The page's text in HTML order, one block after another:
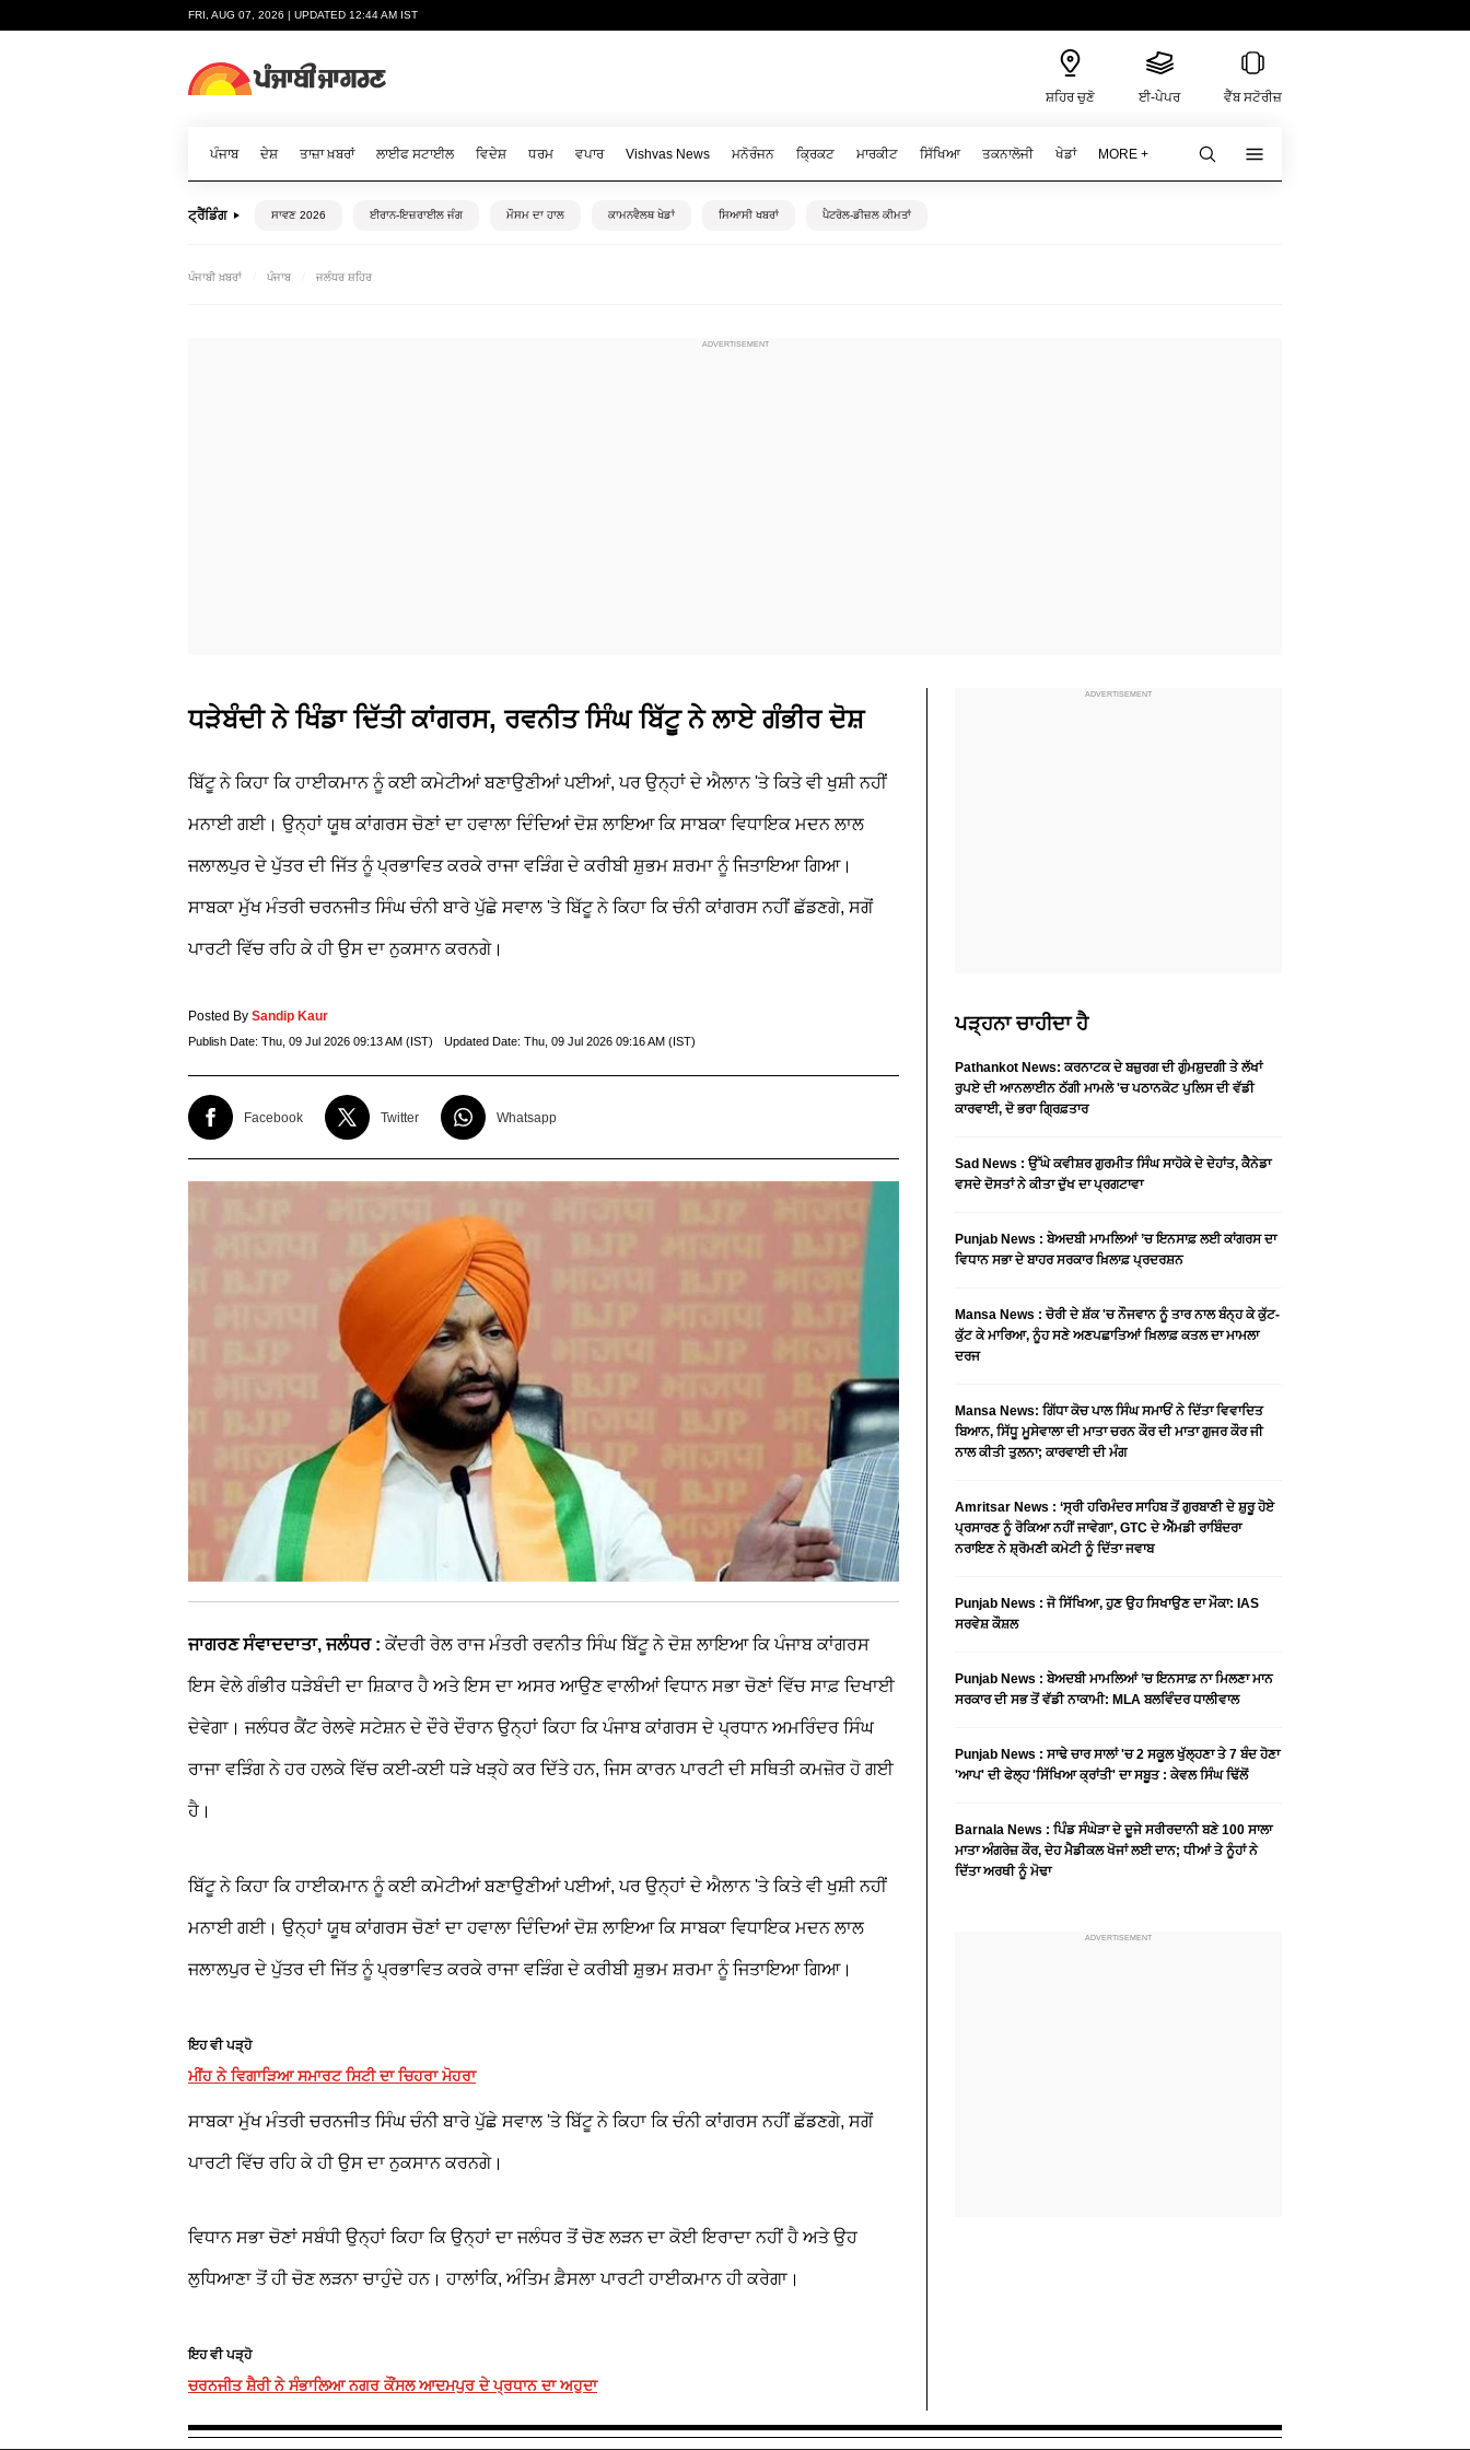
FRI, AUG 07, 2026 | UPDATED 12:44 AM IST
ਸ਼ਹਿਰ ਚੁਣੋ ਈ-ਪੇਪਰ ਵੈੱਬ ਸਟੋਰੀਜ਼
ਪੰਜਾਬ ਦੇਸ਼ ਤਾਜ਼ਾ ਖ਼ਬਰਾਂ ਲਾਈਫ ਸਟਾਈਲ ਵਿਦੇਸ਼ ਧਰਮ ਵਪਾਰ Vishvas News ਮਨੋਰੰਜਨ ਕ੍ਰਿਕਟ ਮਾਰਕੀਟ ਸਿੱਖਿਆ ਤਕਨਾਲੋਜੀ ਖੇਡਾਂ MORE +
ਟ੍ਰੈਂਡਿੰਗ ਸਾਵਣ 2026 ਈਰਾਨ-ਇਜ਼ਰਾਈਲ ਜੰਗ ਮੌਸਮ ਦਾ ਹਾਲ ਕਾਮਨਵੈਲਥ ਖੇਡਾਂ ਸਿਆਸੀ ਖਬਰਾਂ ਪੈਟਰੋਲ-ਡੀਜ਼ਲ ਕੀਮਤਾਂ
ਪੰਜਾਬੀ ਖ਼ਬਰਾਂ ਪੰਜਾਬ ਜਲੰਧਰ ਸ਼ਹਿਰ
ਧੜੇਬੰਦੀ ਨੇ ਖਿੰਡਾ ਦਿੱਤੀ ਕਾਂਗਰਸ, ਰਵਨੀਤ ਸਿੰਘ ਬਿੱਟੂ ਨੇ ਲਾਏ ਗੰਭੀਰ ਦੋਸ਼
ਬਿੱਟੂ ਨੇ ਕਿਹਾ ਕਿ ਹਾਈਕਮਾਨ ਨੂੰ ਕਈ ਕਮੇਟੀਆਂ ਬਣਾਉਣੀਆਂ ਪਈਆਂ, ਪਰ ਉਨ੍ਹਾਂ ਦੇ ਐਲਾਨ 'ਤੇ ਕਿਤੇ ਵੀ ਖੁਸ਼ੀ ਨਹੀਂ
ਮਨਾਈ ਗਈ। ਉਨ੍ਹਾਂ ਯੂਥ ਕਾਂਗਰਸ ਚੋਣਾਂ ਦਾ ਹਵਾਲਾ ਦਿੰਦਿਆਂ ਦੋਸ਼ ਲਾਇਆ ਕਿ ਸਾਬਕਾ ਵਿਧਾਇਕ ਮਦਨ ਲਾਲ
ਜਲਾਲਪੁਰ ਦੇ ਪੁੱਤਰ ਦੀ ਜਿੱਤ ਨੂੰ ਪ੍ਰਭਾਵਿਤ ਕਰਕੇ ਰਾਜਾ ਵੜਿੰਗ ਦੇ ਕਰੀਬੀ ਸ਼ੁਭਮ ਸ਼ਰਮਾ ਨੂੰ ਜਿਤਾਇਆ ਗਿਆ।
ਸਾਬਕਾ ਮੁੱਖ ਮੰਤਰੀ ਚਰਨਜੀਤ ਸਿੰਘ ਚੰਨੀ ਬਾਰੇ ਪੁੱਛੇ ਸਵਾਲ 'ਤੇ ਬਿੱਟੂ ਨੇ ਕਿਹਾ ਕਿ ਚੰਨੀ ਕਾਂਗਰਸ ਨਹੀਂ ਛੱਡਣਗੇ, ਸਗੋਂ
ਪਾਰਟੀ ਵਿੱਚ ਰਹਿ ਕੇ ਹੀ ਉਸ ਦਾ ਨੁਕਸਾਨ ਕਰਨਗੇ।
Posted By Sandip Kaur
Publish Date: Thu, 09 Jul 2026 09:13 AM (IST) Updated Date: Thu, 09 Jul 2026 09:16 AM (IST)
Facebook Twitter Whatsapp
ਜਾਗਰਣ ਸੰਵਾਦਦਾਤਾ, ਜਲੰਧਰ :ਕੇਂਦਰੀ ਰੇਲ ਰਾਜ ਮੰਤਰੀ ਰਵਨੀਤ ਸਿੰਘ ਬਿੱਟੂ ਨੇ ਦੋਸ਼ ਲਾਇਆ ਕਿ ਪੰਜਾਬ ਕਾਂਗਰਸ
ਇਸ ਵੇਲੇ ਗੰਭੀਰ ਧੜੇਬੰਦੀ ਦਾ ਸ਼ਿਕਾਰ ਹੈ ਅਤੇ ਇਸ ਦਾ ਅਸਰ ਆਉਣ ਵਾਲੀਆਂ ਵਿਧਾਨ ਸਭਾ ਚੋਣਾਂ ਵਿੱਚ ਸਾਫ਼ ਦਿਖਾਈ
ਦੇਵੇਗਾ। ਜਲੰਧਰ ਕੈਂਟ ਰੇਲਵੇ ਸਟੇਸ਼ਨ ਦੇ ਦੌਰੇ ਦੌਰਾਨ ਉਨ੍ਹਾਂ ਕਿਹਾ ਕਿ ਪੰਜਾਬ ਕਾਂਗਰਸ ਦੇ ਪ੍ਰਧਾਨ ਅਮਰਿੰਦਰ ਸਿੰਘ
ਰਾਜਾ ਵੜਿੰਗ ਨੇ ਹਰ ਹਲਕੇ ਵਿੱਚ ਕਈ-ਕਈ ਧੜੇ ਖੜ੍ਹੇ ਕਰ ਦਿੱਤੇ ਹਨ, ਜਿਸ ਕਾਰਨ ਪਾਰਟੀ ਦੀ ਸਥਿਤੀ ਕਮਜ਼ੋਰ ਹੋ ਗਈ
ਹੈ।
ਬਿੱਟੂ ਨੇ ਕਿਹਾ ਕਿ ਹਾਈਕਮਾਨ ਨੂੰ ਕਈ ਕਮੇਟੀਆਂ ਬਣਾਉਣੀਆਂ ਪਈਆਂ, ਪਰ ਉਨ੍ਹਾਂ ਦੇ ਐਲਾਨ 'ਤੇ ਕਿਤੇ ਵੀ ਖੁਸ਼ੀ ਨਹੀਂ
ਮਨਾਈ ਗਈ। ਉਨ੍ਹਾਂ ਯੂਥ ਕਾਂਗਰਸ ਚੋਣਾਂ ਦਾ ਹਵਾਲਾ ਦਿੰਦਿਆਂ ਦੋਸ਼ ਲਾਇਆ ਕਿ ਸਾਬਕਾ ਵਿਧਾਇਕ ਮਦਨ ਲਾਲ
ਜਲਾਲਪੁਰ ਦੇ ਪੁੱਤਰ ਦੀ ਜਿੱਤ ਨੂੰ ਪ੍ਰਭਾਵਿਤ ਕਰਕੇ ਰਾਜਾ ਵੜਿੰਗ ਦੇ ਕਰੀਬੀ ਸ਼ੁਭਮ ਸ਼ਰਮਾ ਨੂੰ ਜਿਤਾਇਆ ਗਿਆ।
ਇਹ ਵੀ ਪੜ੍ਹੋ
ਮੀਂਹ ਨੇ ਵਿਗਾੜਿਆ ਸਮਾਰਟ ਸਿਟੀ ਦਾ ਚਿਹਰਾ ਮੋਹਰਾ
ਸਾਬਕਾ ਮੁੱਖ ਮੰਤਰੀ ਚਰਨਜੀਤ ਸਿੰਘ ਚੰਨੀ ਬਾਰੇ ਪੁੱਛੇ ਸਵਾਲ 'ਤੇ ਬਿੱਟੂ ਨੇ ਕਿਹਾ ਕਿ ਚੰਨੀ ਕਾਂਗਰਸ ਨਹੀਂ ਛੱਡਣਗੇ, ਸਗੋਂ
ਪਾਰਟੀ ਵਿੱਚ ਰਹਿ ਕੇ ਹੀ ਉਸ ਦਾ ਨੁਕਸਾਨ ਕਰਨਗੇ।
ਵਿਧਾਨ ਸਭਾ ਚੋਣਾਂ ਸਬੰਧੀ ਉਨ੍ਹਾਂ ਕਿਹਾ ਕਿ ਉਨ੍ਹਾਂ ਦਾ ਜਲੰਧਰ ਤੋਂ ਚੋਣ ਲੜਨ ਦਾ ਕੋਈ ਇਰਾਦਾ ਨਹੀਂ ਹੈ ਅਤੇ ਉਹ
ਲੁਧਿਆਣਾ ਤੋਂ ਹੀ ਚੋਣ ਲੜਨਾ ਚਾਹੁੰਦੇ ਹਨ। ਹਾਲਾਂਕਿ, ਅੰਤਿਮ ਫ਼ੈਸਲਾ ਪਾਰਟੀ ਹਾਈਕਮਾਨ ਹੀ ਕਰੇਗਾ।
ਇਹ ਵੀ ਪੜ੍ਹੋ
ਚਰਨਜੀਤ ਸ਼ੈਰੀ ਨੇ ਸੰਭਾਲਿਆ ਨਗਰ ਕੌਂਸਲ ਆਦਮਪੁਰ ਦੇ ਪ੍ਰਧਾਨ ਦਾ ਅਹੁਦਾ
ਪੜ੍ਹਨਾ ਚਾਹੀਦਾ ਹੈ
Pathankot News: ਕਰਨਾਟਕ ਦੇ ਬਜ਼ੁਰਗ ਦੀ ਗੁੰਮਸ਼ੁਦਗੀ ਤੇ ਲੱਖਾਂ
ਰੁਪਏ ਦੀ ਆਨਲਾਈਨ ਠੱਗੀ ਮਾਮਲੇ 'ਚ ਪਠਾਨਕੋਟ ਪੁਲਿਸ ਦੀ ਵੱਡੀ
ਕਾਰਵਾਈ, ਦੋ ਭਰਾ ਗ੍ਰਿਫ਼ਤਾਰ
Sad News : ਉੱਘੇ ਕਵੀਸ਼ਰ ਗੁਰਮੀਤ ਸਿੰਘ ਸਾਹੋਕੇ ਦੇ ਦੇਹਾਂਤ, ਕੈਨੇਡਾ
ਵਸਦੇ ਦੋਸਤਾਂ ਨੇ ਕੀਤਾ ਦੁੱਖ ਦਾ ਪ੍ਰਗਟਾਵਾ
Punjab News : ਬੇਅਦਬੀ ਮਾਮਲਿਆਂ ’ਚ ਇਨਸਾਫ਼ ਲਈ ਕਾਂਗਰਸ ਦਾ
ਵਿਧਾਨ ਸਭਾ ਦੇ ਬਾਹਰ ਸਰਕਾਰ ਖ਼ਿਲਾਫ਼ ਪ੍ਰਦਰਸ਼ਨ
Mansa News : ਚੋਰੀ ਦੇ ਸ਼ੱਕ 'ਚ ਨੌਜਵਾਨ ਨੂੰ ਤਾਰ ਨਾਲ ਬੰਨ੍ਹ ਕੇ ਕੁੱਟ-
ਕੁੱਟ ਕੇ ਮਾਰਿਆ, ਨੂੰਹ ਸਣੇ ਅਣਪਛਾਤਿਆਂ ਖ਼ਿਲਾਫ਼ ਕਤਲ ਦਾ ਮਾਮਲਾ
ਦਰਜ
Mansa News: ਗਿੱਧਾ ਕੋਚ ਪਾਲ ਸਿੰਘ ਸਮਾਓਂ ਨੇ ਦਿੱਤਾ ਵਿਵਾਦਿਤ
ਬਿਆਨ, ਸਿੱਧੂ ਮੂਸੇਵਾਲਾ ਦੀ ਮਾਤਾ ਚਰਨ ਕੌਰ ਦੀ ਮਾਤਾ ਗੁਜਰ ਕੌਰ ਜੀ
ਨਾਲ ਕੀਤੀ ਤੁਲਨਾ; ਕਾਰਵਾਈ ਦੀ ਮੰਗ
Amritsar News : ‘ਸ੍ਰੀ ਹਰਿਮੰਦਰ ਸਾਹਿਬ ਤੋਂ ਗੁਰਬਾਣੀ ਦੇ ਸ਼ੁਰੂ ਹੋਏ
ਪ੍ਰਸਾਰਣ ਨੂੰ ਰੋਕਿਆ ਨਹੀਂ ਜਾਵੇਗਾ’, GTC ਦੇ ਐੱਮਡੀ ਰਾਬਿੰਦਰਾ
ਨਰਾਇਣ ਨੇ ਸ਼੍ਰੋਮਣੀ ਕਮੇਟੀ ਨੂੰ ਦਿੱਤਾ ਜਵਾਬ
Punjab News : ਜੋ ਸਿੱਖਿਆ, ਹੁਣ ਉਹ ਸਿਖਾਉਣ ਦਾ ਮੌਕਾ: IAS
ਸਰਵੇਸ਼ ਕੌਸ਼ਲ
Punjab News : ਬੇਅਦਬੀ ਮਾਮਲਿਆਂ ’ਚ ਇਨਸਾਫ਼ ਨਾ ਮਿਲਣਾ ਮਾਨ
ਸਰਕਾਰ ਦੀ ਸਭ ਤੋਂ ਵੱਡੀ ਨਾਕਾਮੀ: MLA ਬਲਵਿੰਦਰ ਧਾਲੀਵਾਲ
Punjab News : ਸਾਢੇ ਚਾਰ ਸਾਲਾਂ 'ਚ 2 ਸਕੂਲ ਖੁੱਲ੍ਹਣਾ ਤੇ 7 ਬੰਦ ਹੋਣਾ
'ਆਪ' ਦੀ ਫੇਲ੍ਹ 'ਸਿੱਖਿਆ ਕ੍ਰਾਂਤੀ' ਦਾ ਸਬੂਤ : ਕੇਵਲ ਸਿੰਘ ਢਿੱਲੋਂ
Barnala News : ਪਿੰਡ ਸੰਘੇੜਾ ਦੇ ਦੂਜੇ ਸਰੀਰਦਾਨੀ ਬਣੇ 100 ਸਾਲਾ
ਮਾਤਾ ਅੰਗਰੇਜ਼ ਕੌਰ, ਦੇਹ ਮੈਡੀਕਲ ਖੋਜਾਂ ਲਈ ਦਾਨ; ਧੀਆਂ ਤੇ ਨੂੰਹਾਂ ਨੇ
ਦਿੱਤਾ ਅਰਥੀ ਨੂੰ ਮੋਢਾ